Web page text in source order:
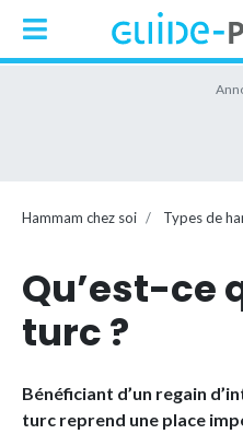
Hammam chez soi Types de
Qu’est-ce
turc ?
Bénéficiant d’un regain
turc reprend une place